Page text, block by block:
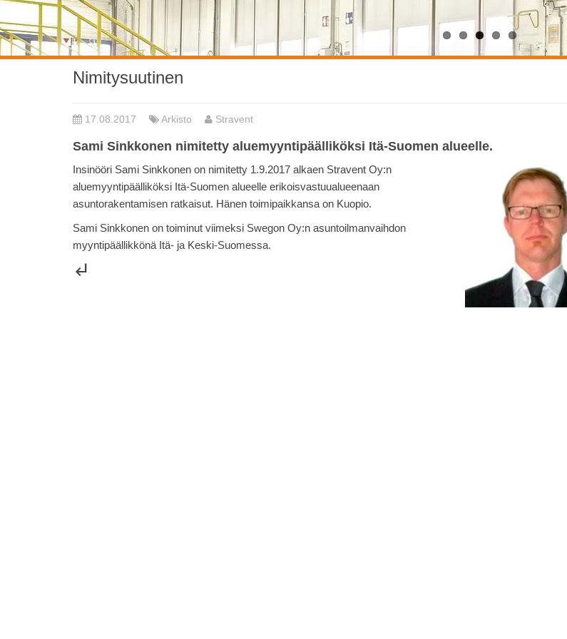
Nimitysuutinen
17.08.2017 Arkisto Stravent
Sami Sinkkonen nimitetty aluemyyntipäälliköksi Itä-Suomen alueelle.
Insinööri Sami Sinkkonen on nimitetty 1.9.2017 alkaen Stravent Oy:n
aluemyyntipäälliköksi Itä-Suomen alueelle erikoisvastuualueenaan
asuntorakentamisen ratkaisut. Hänen toimipaikkansa on Kuopio.
Sami Sinkkonen on toiminut viimeksi Swegon Oy:n asuntoilmanvaihdon
myyntipäällikkönä Itä- ja Keski-Suomessa.
subdirectory_arrow_left